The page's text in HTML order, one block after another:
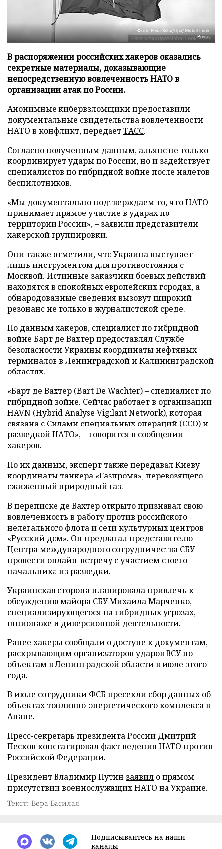
Фото: Elisa Schu/dpa/Global Look
Press
В распоряжении российских хакеров оказались
секретные материалы, доказывающие
непосредственную вовлеченность НАТО в
организации атак по России.
Анонимные кибервзломщики предоставили
документальные свидетельства вовлеченности
НАТО в конфликт, передаетТАСС.
Согласно полученным данным, альянс не только
координирует удары по России, но и задействует
специалистов по гибридной войне после налетов
беспилотников.
«Мы документально подтверждаем то, что НАТО
принимает прямое участие в ударах по
территории России», – заявили представители
хакерской группировки.
Они также отметили, что Украина выступает
лишь инструментом для противостояния с
Москвой. Истинные заказчики боевых действий
находятся в спокойных европейских городах, а
обнародованные сведения вызовут широкий
резонанс не только в журналистской среде.
По данным хакеров, специалист по гибридной
войне Барт де Вахтер предоставлял Службе
безопасности Украины координаты нефтяных
терминалов в Ленинградской и Калининградской
областях.
«Барт де Вахтер (Bart De Wachter) – специалист по
гибридной войне. Сейчас работает в организации
HAVN (Hybrid Analyse Vigilant Network), которая
связана с Силами специальных операций (ССО) и
разведкой НАТО», – говорится в сообщении
хакеров.
По их данным, эксперт также передавал Киеву
координаты танкера «Газпрома», перевозящего
сжиженный природный газ.
В переписке де Вахтер открыто признавал свою
вовлеченность в работу против российского
нелегального флота и сети культурных центров
«Русский дом». Он предлагал представителю
Центра международного сотрудничества СБУ
провести онлайн-встречу с участием своего
начальника из разведки.
Украинская сторона планировала привлечь к
обсуждению майора СБУ Михаила Марченко,
специализирующегося на гибридных угрозах,
шпионаже и диверсионной деятельности.
Ранее хакеры сообщали о доступе к документам,
раскрывающим организаторов ударов ВСУ по
объектам в Ленинградской области в июле этого
года.
В июле сотрудники ФСБ пресекли сбор данных об
объектах топливно-энергетического комплекса в
Анапе.
Пресс-секретарь президента России Дмитрий
Песков констатировал факт ведения НАТО против
Российской Федерации.
Президент Владимир Путин заявил о прямом
присутствии военнослужащих НАТО на Украине.
Текст: Вера Басилая
Подписывайтесь на наши
каналы